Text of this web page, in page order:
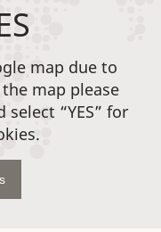
map due to
map please
“YES” for